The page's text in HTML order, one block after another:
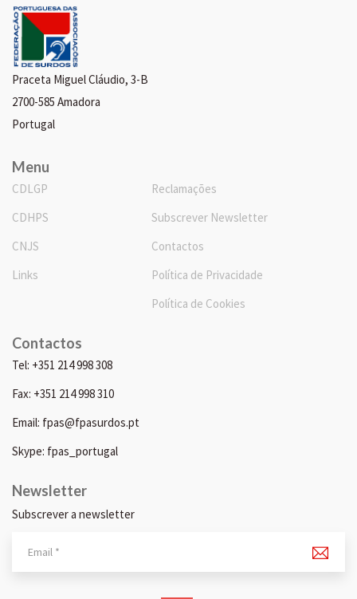
Praceta Miguel Cláudio, 3-B
2700-585 Amadora
Portugal
Menu
CDLGP
CDHPS
CNJS
Links
Reclamações
Subscrever Newsletter
Contactos
Política de Privacidade
Política de Cookies
Contactos
Tel: +351 214 998 308
Fax: +351 214 998 310
Email: fpas@fpasurdos.pt
Skype: fpas_portugal
Newsletter
Subscrever a newsletter